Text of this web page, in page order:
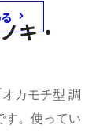
キ・
オカモチ型 調
す。使ってい